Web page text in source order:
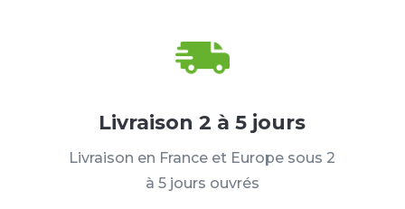
Livraison 2 à 5 jours
Livraison en France et Europe sous 2
à 5 jours ouvrés